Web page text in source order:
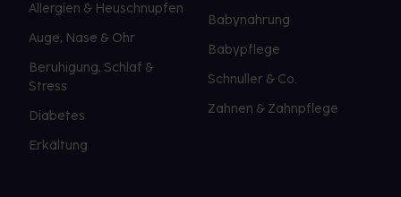
Allergien & Heuschnupfen
Auge, Nase & Ohr
Beruhigung, Schlaf &
Stress
Diabetes
Erkältung
Babynahrung
Babypflege
Schnuller & Co.
Zahnen & Zahnpflege